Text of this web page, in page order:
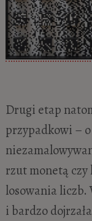
Drugi etap
przypadkowi –
rzut monetą
losowania liczb.
i bardzo